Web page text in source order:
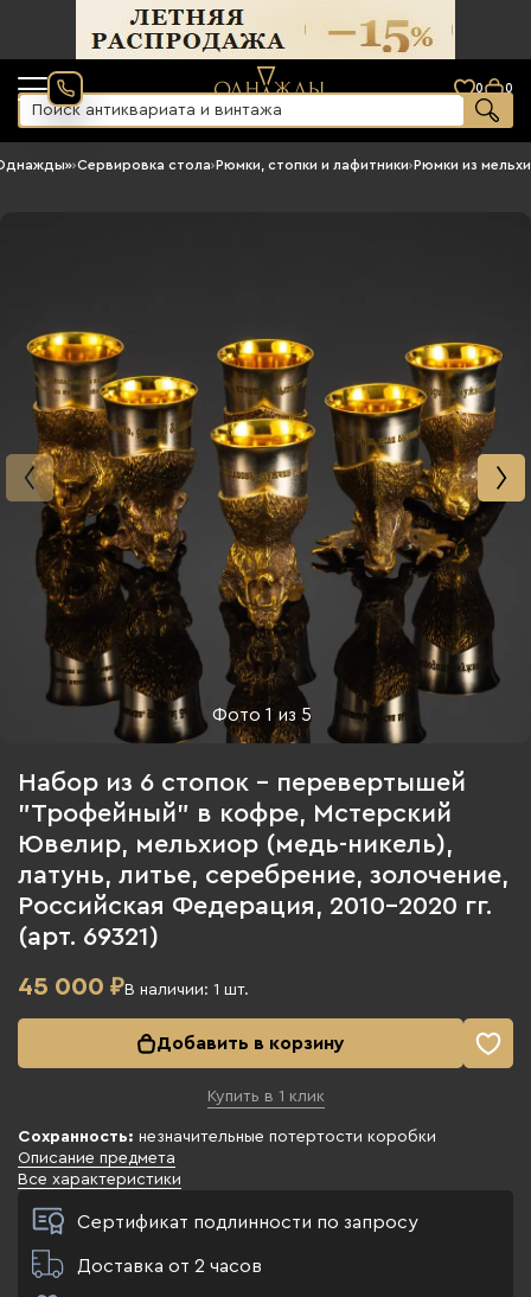
0 0
›Сервировка стола›Рюмки, стопки и лафитники›Рюмки из
Фото1 из 5
Набор из 6 стопок - перевертышей
"Трофейный" в кофре, Мстерский
Ювелир, мельхиор (медь-никель),
латунь, литье, серебрение, золочение,
Российская Федерация, 2010-2020 гг.
(арт. 69321)
45 000 ₽В наличии: 1 шт.
Добавить в корзину
Купить в 1 клик
Сохранность: незначительные потертости коробки
Описание предмета
Все характеристики
Сертификат подлинности по запросу
Доставка от 2 часов